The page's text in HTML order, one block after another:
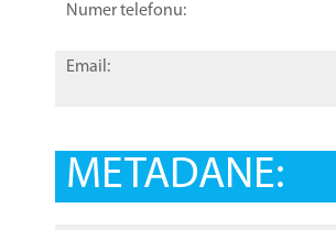
Numer telefonu:
Email:
METADANE: